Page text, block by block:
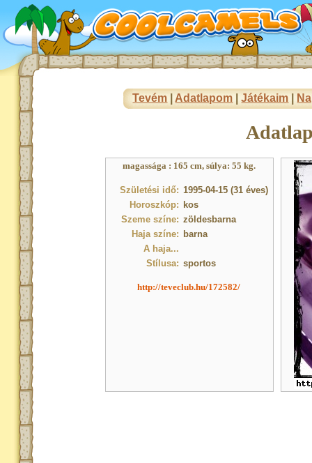
Tevém Adatlapom |Játékaim
magassága : 165 cm, súlya: 55 kg.
Születési idő: 1995-04-15 (31 éves)
Horoszkóp: kos
Szeme színe: zöldesbarna
Haja színe: barna
A haja...
Stílusa: sportos
http://teveclub.hu/172582/